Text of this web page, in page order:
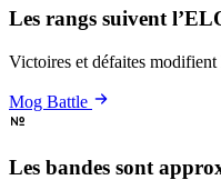
Les rangs suivent
Victoires et défaites modifient
Mog Battle
Les bandes sont